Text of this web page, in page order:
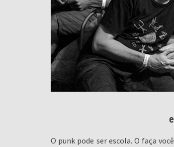
O punk pode ser escola. O faça